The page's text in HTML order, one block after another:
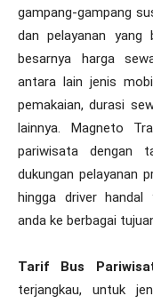
gampang-gampang
dan pelayanan yang
besarnya harga
antara lain jenis
pemakaian, durasi
lainnya. Magneto
pariwisata dengan
dukungan pelayanan
hingga driver handal
anda ke berbagai
Tarif Bus
terjangkau, untuk